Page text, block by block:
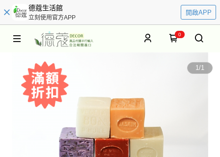
德蔻生活館
立刻使用官方APP
開啟APP
0
1/1